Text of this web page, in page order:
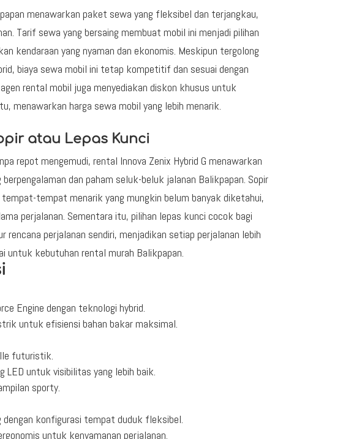
menawarkan paket sewa yang fleksibel dan terjangkau,
Tarif sewa yang bersaing membuat mobil ini menjadi pilihan
kendaraan yang nyaman dan ekonomis. Meskipun tergolong
biaya sewa mobil ini tetap kompetitif dan sesuai dengan
rental mobil juga menyediakan diskon khusus untuk
menawarkan harga sewa mobil yang lebih menarik.
atau Lepas Kunci
repot mengemudi, rental Innova Zenix Hybrid G menawarkan
dan paham seluk-beluk jalanan Balikpapan. Sopir
tempat menarik yang mungkin belum banyak diketahui,
perjalanan. Sementara itu, pilihan lepas kunci cocok bagi
rencana perjalanan sendiri, menjadikan setiap perjalanan lebih
untuk kebutuhan rental murah Balikpapan.
Engine dengan teknologi hybrid.
untuk efisiensi bahan bakar maksimal.
futuristik.
LED untuk visibilitas yang lebih baik.
sporty.
dengan konfigurasi tempat duduk fleksibel.
untuk kenyamanan perjalanan.